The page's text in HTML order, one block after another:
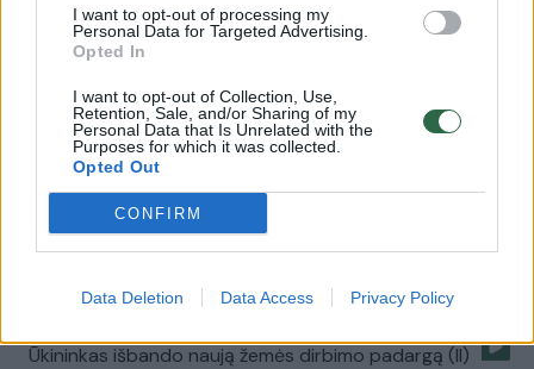
I want to opt-out of processing my
Personal Data for Targeted Advertising.
Opted In
I want to opt-out of Collection, Use,
Retention, Sale, and/or Sharing of my
Personal Data that Is Unrelated with the
Purposes for which it was collected.
Opted Out
CONFIRM
Data Deletion Data Access Privacy Policy
Žinios | Gyvenimo būdas
Rokiškio ūkininkai sunerimę – skęsta derliaus laukai
Žinios | Lietuvos diena
Parodos „Ką pasėsi“ atgarsiai ir vertinimai (I)
Ūkininkas išbando naują žemės dirbimo padargą (II)